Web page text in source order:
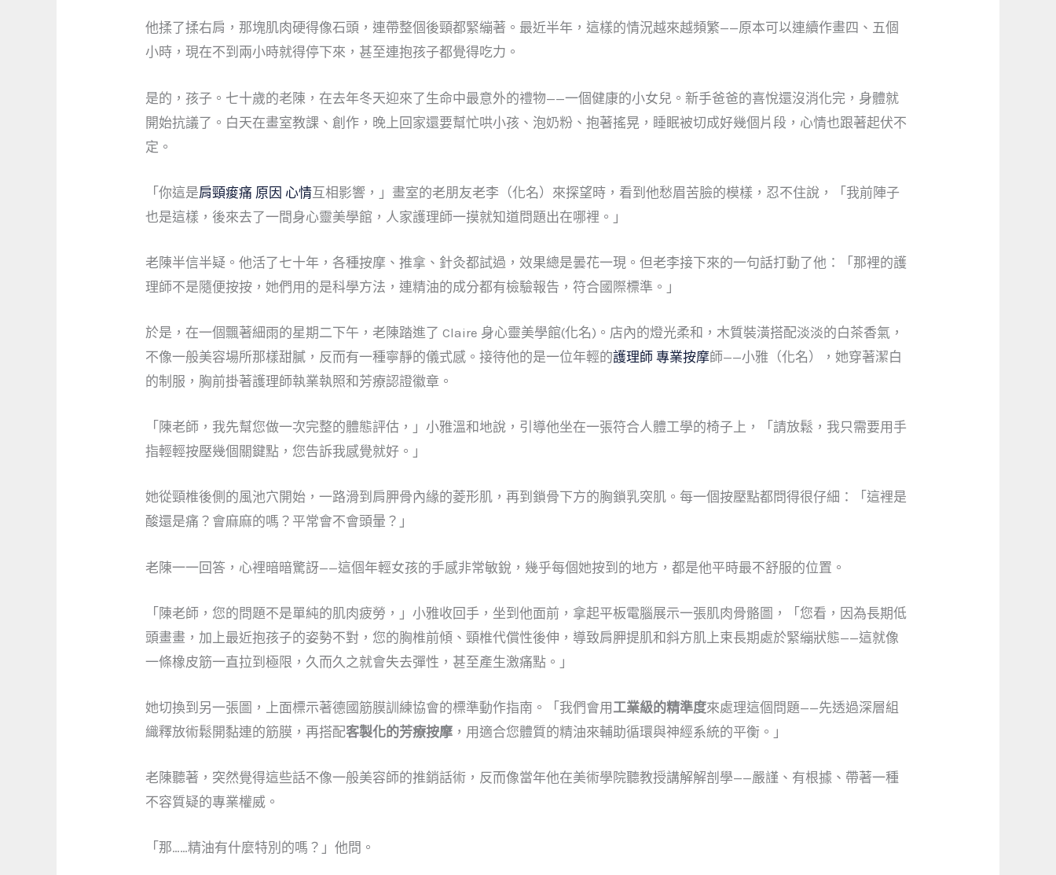
他揉了揉右肩，那塊肌肉硬得像石頭，連帶整個後頸都緊繃著。最近半年，這樣的情況越來越頻繁——原本可以連續作畫四、五個
小時，現在不到兩小時就得停下來，甚至連抱孩子都覺得吃力。
是的，孩子。七十歲的老陳，在去年冬天迎來了生命中最意外的禮物——一個健康的小女兒。新手爸爸的喜悅還沒消化完，身體就
開始抗議了。白天在畫室教課、創作，晚上回家還要幫忙哄小孩、泡奶粉、抱著搖晃，睡眠被切成好幾個片段，心情也跟著起伏不
定。
「你這是肩頸痠痛 原因 心情互相影響，」畫室的老朋友老李（化名）來探望時，看到他愁眉苦臉的模樣，忍不住說，「我前陣子
也是這樣，後來去了一間身心靈美學館，人家護理師一摸就知道問題出在哪裡。」
老陳半信半疑。他活了七十年，各種按摩、推拿、針灸都試過，效果總是曇花一現。但老李接下來的一句話打動了他：「那裡的護
理師不是隨便按按，她們用的是科學方法，連精油的成分都有檢驗報告，符合國際標準。」
於是，在一個飄著細雨的星期二下午，老陳踏進了 Claire 身心靈美學館(化名)。店內的燈光柔和，木質裝潢搭配淡淡的白茶香氣，
不像一般美容場所那樣甜膩，反而有一種寧靜的儀式感。接待他的是一位年輕的護理師 專業按摩師——小雅（化名），她穿著潔白
的制服，胸前掛著護理師執業執照和芳療認證徽章。
「陳老師，我先幫您做一次完整的體態評估，」小雅溫和地說，引導他坐在一張符合人體工學的椅子上，「請放鬆，我只需要用手
指輕輕按壓幾個關鍵點，您告訴我感覺就好。」
她從頸椎後側的風池穴開始，一路滑到肩胛骨內緣的菱形肌，再到鎖骨下方的胸鎖乳突肌。每一個按壓點都問得很仔細：「這裡是
酸還是痛？會麻麻的嗎？平常會不會頭暈？」
老陳一一回答，心裡暗暗驚訝——這個年輕女孩的手感非常敏銳，幾乎每個她按到的地方，都是他平時最不舒服的位置。
「陳老師，您的問題不是單純的肌肉疲勞，」小雅收回手，坐到他面前，拿起平板電腦展示一張肌肉骨骼圖，「您看，因為長期低
頭畫畫，加上最近抱孩子的姿勢不對，您的胸椎前傾、頸椎代償性後伸，導致肩胛提肌和斜方肌上束長期處於緊繃狀態——這就像
一條橡皮筋一直拉到極限，久而久之就會失去彈性，甚至產生激痛點。」
她切換到另一張圖，上面標示著德國筋膜訓練協會的標準動作指南。「我們會用 工業級的精準度來處理這個問題——先透過深層組
織釋放術鬆開黏連的筋膜，再搭配客製化的芳療按摩 ，用適合您體質的精油來輔助循環與神經系統的平衡。」
老陳聽著，突然覺得這些話不像一般美容師的推銷話術，反而像當年他在美術學院聽教授講解解剖學——嚴謹、有根據、帶著一種
不容質疑的專業權威。
「那……精油有什麼特別的嗎？」他問。